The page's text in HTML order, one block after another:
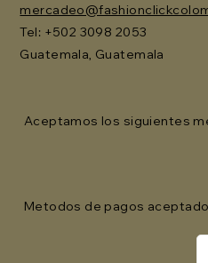
Tel: ‪+502 3098 2053‬
Guatemala, Guatemala
Aceptamos los siguientes
Metodos de pagos